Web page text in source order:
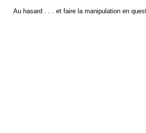
Au hasard . . . et faire la manipulation en